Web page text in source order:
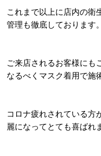
これまで以上に店内の衛
管理も徹底しております。
ご来店されるお客様にも
なるべくマスク着用で施
コロナ疲れされている方
麗になってとても喜ばれ